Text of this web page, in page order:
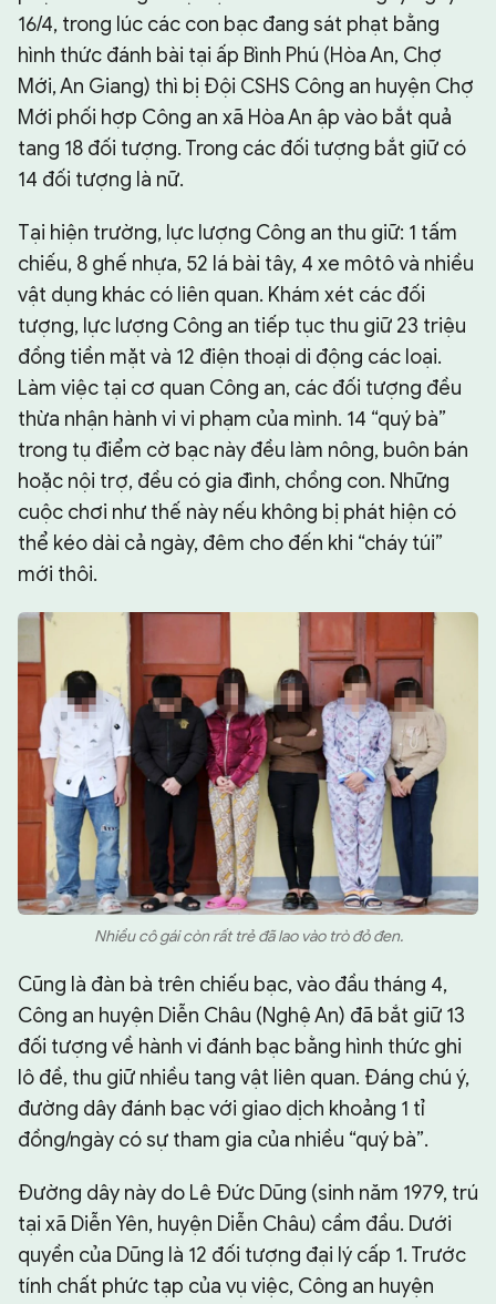
16/4, trong lúc các con bạc đang sát phạt bằng
hình thức đánh bài tại ấp Bình Phú (Hòa An, Chợ
Mới, An Giang) thì bị Đội CSHS Công an huyện Chợ
Mới phối hợp Công an xã Hòa An ập vào bắt quả
tang 18 đối tượng. Trong các đối tượng bắt giữ có
14 đối tượng là nữ.
Tại hiện trường, lực lượng Công an thu giữ: 1 tấm
chiếu, 8 ghế nhựa, 52 lá bài tây, 4 xe môtô và nhiều
vật dụng khác có liên quan. Khám xét các đối
tượng, lực lượng Công an tiếp tục thu giữ 23 triệu
đồng tiền mặt và 12 điện thoại di động các loại.
Làm việc tại cơ quan Công an, các đối tượng đều
thừa nhận hành vi vi phạm của mình. 14 “quý bà”
trong tụ điểm cờ bạc này đều làm nông, buôn bán
hoặc nội trợ, đều có gia đình, chồng con. Những
cuộc chơi như thế này nếu không bị phát hiện có
thể kéo dài cả ngày, đêm cho đến khi “cháy túi”
mới thôi.
Nhiều cô gái còn rất trẻ đã lao vào trò đỏ đen.
Cũng là đàn bà trên chiếu bạc, vào đầu tháng 4,
Công an huyện Diễn Châu (Nghệ An) đã bắt giữ 13
đối tượng về hành vi đánh bạc bằng hình thức ghi
lô đề, thu giữ nhiều tang vật liên quan. Đáng chú ý,
đường dây đánh bạc với giao dịch khoảng 1 tỉ
đồng/ngày có sự tham gia của nhiều “quý bà”.
Đường dây này do Lê Đức Dũng (sinh năm 1979, trú
tại xã Diễn Yên, huyện Diễn Châu) cầm đầu. Dưới
quyền của Dũng là 12 đối tượng đại lý cấp 1. Trước
tính chất phức tạp của vụ việc, Công an huyện